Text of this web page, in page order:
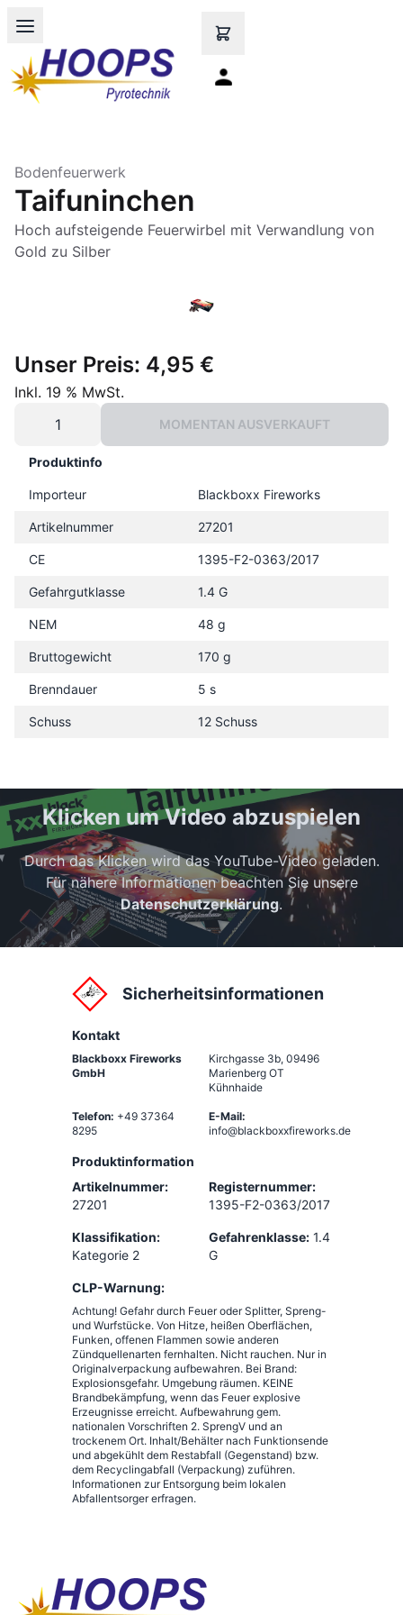
Open main menu
Bodenfeuerwerk
Taifuninchen
Hoch aufsteigende Feuerwirbel mit Verwandlung von
Gold zu Silber
Unser Preis: 4,95 €
Inkl. 19 % MwSt.
MOMENTAN AUSVERKAUFT
Produktinfo
Importeur Blackboxx Fireworks
Artikelnummer 27201
CE 1395-F2-0363/2017
Gefahrgutklasse 1.4 G
NEM 48 g
Bruttogewicht 170 g
Brenndauer 5 s
Schuss 12 Schuss
Klicken um Video abzuspielen
Durch das Klicken wird das YouTube-Video geladen.
Für nähere Informationen beachten Sie unsere
Datenschutzerklärung.
Sicherheitsinformationen
Kontakt
Blackboxx Fireworks
GmbH
Kirchgasse 3b, 09496
Marienberg OT
Kühnhaide
Telefon: +49 37364
8295
E-Mail:
info@blackboxxfireworks.de
Produktinformation
Artikelnummer:
27201
Registernummer:
1395-F2-0363/2017
Klassifikation:
Kategorie 2
Gefahrenklasse: 1.4
G
CLP-Warnung:
Achtung! Gefahr durch Feuer oder Splitter, Spreng-
und Wurfstücke. Von Hitze, heißen Oberflächen,
Funken, offenen Flammen sowie anderen
Zündquellenarten fernhalten. Nicht rauchen. Nur in
Originalverpackung aufbewahren. Bei Brand:
Explosionsgefahr. Umgebung räumen. KEINE
Brandbekämpfung, wenn das Feuer explosive
Erzeugnisse erreicht. Aufbewahrung gem.
nationalen Vorschriften 2. SprengV und an
trockenem Ort. Inhalt/Behälter nach Funktionsende
und abgekühlt dem Restabfall (Gegenstand) bzw.
dem Recyclingabfall (Verpackung) zuführen.
Informationen zur Entsorgung beim lokalen
Abfallentsorger erfragen.